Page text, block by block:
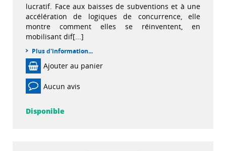
lucratif. Face aux baisses de subventions et à une
accélération de logiques de concurrence, elle
montre comment elles se réinventent, en
mobilisant dif[...]
Plus d'information...
Ajouter au panier
Aucun avis
Disponible